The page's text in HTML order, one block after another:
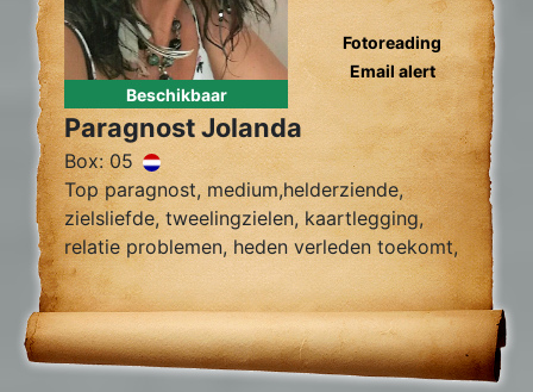
Beschikbaar
Fotoreading
Email alert
Paragnost Jolanda
Box: 05
Top paragnost, medium,helderziende,
zielsliefde, tweelingzielen, kaartlegging,
relatie problemen, heden verleden toekomt,
foto reading.